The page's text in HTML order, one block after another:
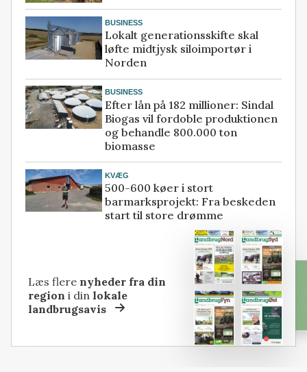
BUSINESS
Lokalt generationsskifte skal
løfte midtjysk siloimportør i
Norden
BUSINESS
Efter lån på 182 millioner: Sindal
Biogas vil fordoble produktionen
og behandle 800.000 ton
biomasse
KVÆG
500-600 køer i stort
barmarksprojekt: Fra beskeden
start til store drømme
Læs flere nyheder fra din
region i dinlokale
landbrugsavis